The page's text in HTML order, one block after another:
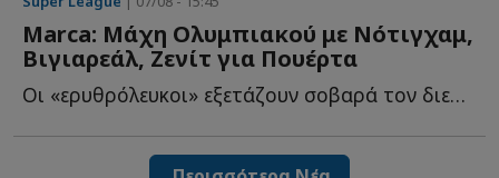
Marca: Μάχη Ολυμπιακού με Νότιγχαμ,
Βιγιαρεάλ, Ζενίτ για Πουέρτα
Οι «ερυθρόλευκοι» εξετάζουν σοβαρά τον διεθνή Κολομβιανό χ...